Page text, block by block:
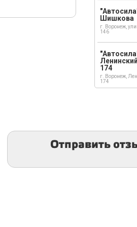
Шишкова
г. Воронеж,
146
174
г. Воронеж,
174
Отправить